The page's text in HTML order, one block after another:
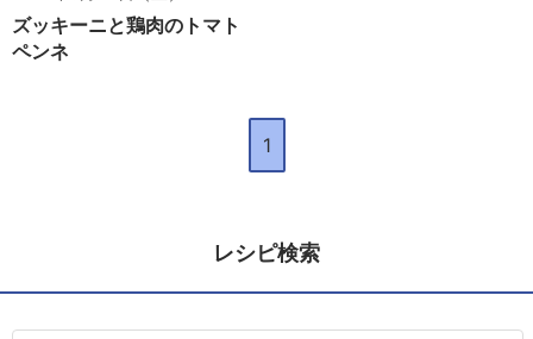
ズッキーニと鶏肉のトマト
ペンネ
1
レシピ検索